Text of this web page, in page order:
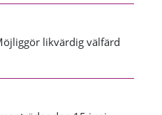
likvärdig välfärd